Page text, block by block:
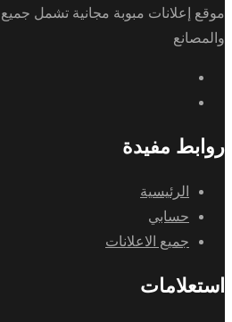
موقع إعلانات مبوبة مجانية تشمل
والمصانع
روابط مفيدة
الرئيسية
حسابي
جميع الاعلانات
استعلامات